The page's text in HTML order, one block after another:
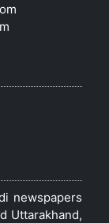
newspapers
Uttarakhand,